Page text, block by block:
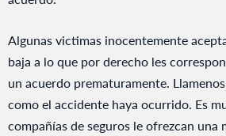
Algunas victimas inocentemente
baja a lo que por derecho les
un acuerdo prematuramente.
como el accidente haya ocurrido. Es
compañías de seguros le ofrezcan una